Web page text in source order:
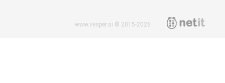
www.vesper.si © 2015-2026